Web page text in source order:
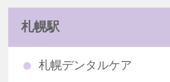
札幌駅
札幌デンタルケア